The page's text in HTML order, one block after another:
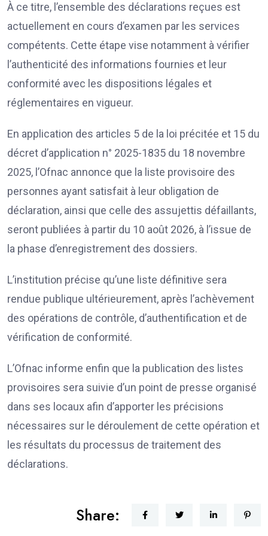
À ce titre, l’ensemble des déclarations reçues est
actuellement en cours d’examen par les services
compétents. Cette étape vise notamment à vérifier
l’authenticité des informations fournies et leur
conformité avec les dispositions légales et
réglementaires en vigueur.
En application des articles 5 de la loi précitée et 15 du
décret d’application n° 2025-1835 du 18 novembre
2025, l’Ofnac annonce que la liste provisoire des
personnes ayant satisfait à leur obligation de
déclaration, ainsi que celle des assujettis défaillants,
seront publiées à partir du 10 août 2026, à l’issue de
la phase d’enregistrement des dossiers.
L’institution précise qu’une liste définitive sera
rendue publique ultérieurement, après l’achèvement
des opérations de contrôle, d’authentification et de
vérification de conformité.
L’Ofnac informe enfin que la publication des listes
provisoires sera suivie d’un point de presse organisé
dans ses locaux afin d’apporter les précisions
nécessaires sur le déroulement de cette opération et
les résultats du processus de traitement des
déclarations.
Share: